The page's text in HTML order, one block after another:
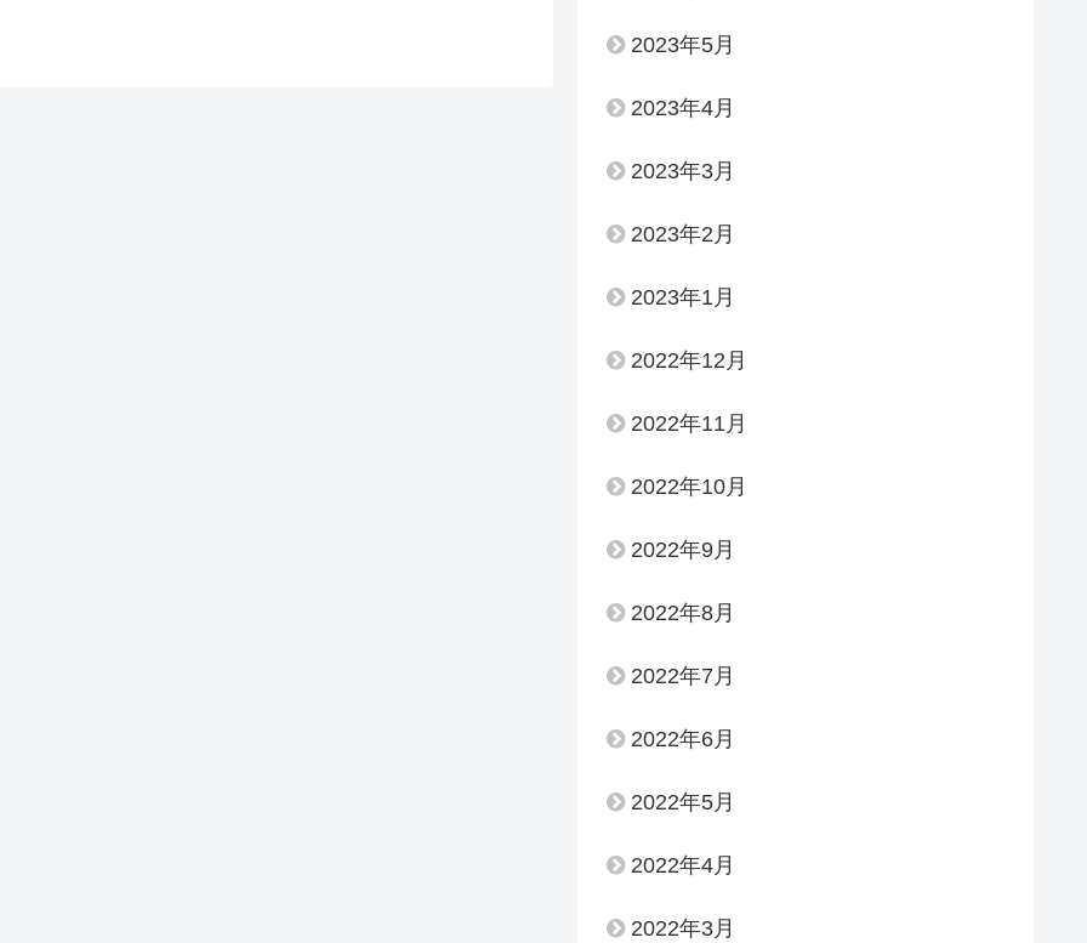
2023年5月
2023年4月
2023年3月
2023年2月
2023年1月
2022年12月
2022年11月
2022年10月
2022年9月
2022年8月
2022年7月
2022年6月
2022年5月
2022年4月
2022年3月